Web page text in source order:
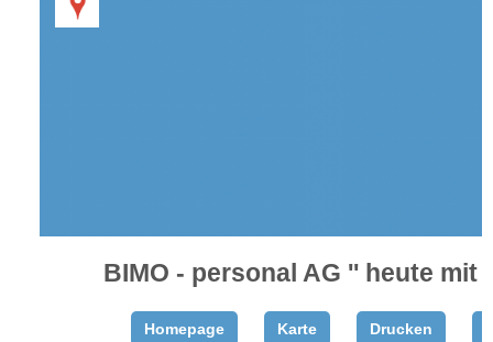
BIMO - personal AG '' heute mit
Homepage Karte Drucken